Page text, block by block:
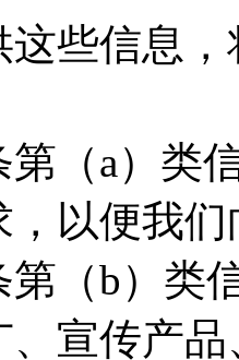
些信息
（a）类
以便我
（b）类
、宣传产